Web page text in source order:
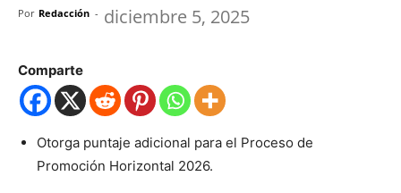
Por Redacción - diciembre 5, 2025
Comparte
Otorga puntaje adicional para el Proceso de
Promoción Horizontal 2026.